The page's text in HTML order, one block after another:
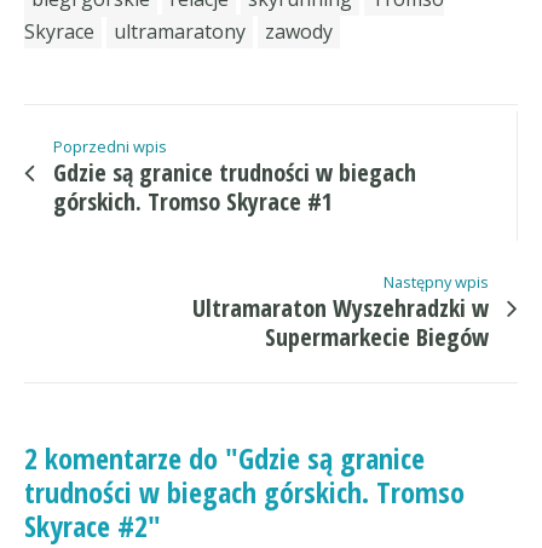
Skyrace
ultramaratony zawody
Poprzedni wpis
Gdzie są granice trudności w biegach
górskich. Tromso Skyrace #1
Następny wpis
Ultramaraton Wyszehradzki w
Supermarkecie Biegów
2 komentarze do "Gdzie są granice
trudności w biegach górskich. Tromso
Skyrace #2"